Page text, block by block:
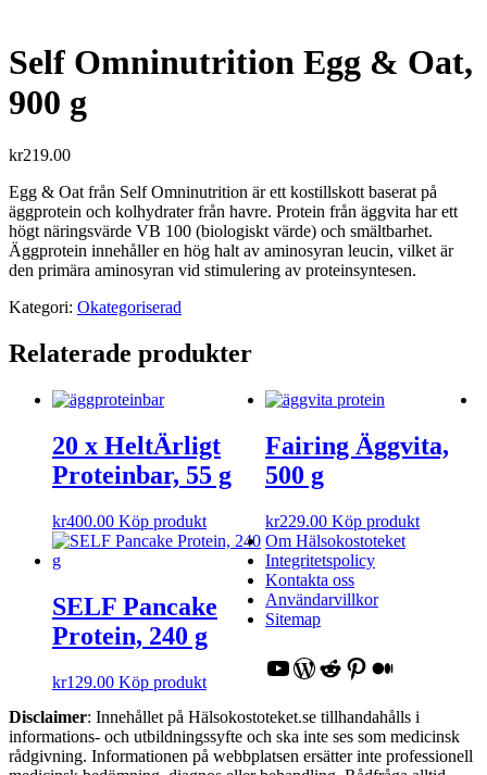
Self Omninutrition Egg & Oat,
900 g
kr219.00
Egg & Oat från Self Omninutrition är ett kostillskott baserat på
äggprotein och kolhydrater från havre. Protein från äggvita har ett
högt näringsvärde VB 100 (biologiskt värde) och smältbarhet.
Äggprotein innehåller en hög halt av aminosyran leucin, vilket är
den primära aminosyran vid stimulering av proteinsyntesen.
Kategori: Okategoriserad
Relaterade produkter
20 x HeltÄrligt
Proteinbar, 55 g
kr400.00 Köp produkt
Fairing Äggvita,
500 g
kr229.00 Köp produkt
SELF Pancake
Protein, 240 g
kr129.00 Köp produkt
Om Hälsokostoteket
Integritetspolicy
Kontakta oss
Användarvillkor
Sitemap
YouTube
WordPress
Reddit
Pinterest
Medium
Disclaimer: Innehållet på Hälsokostoteket.se tillhandahålls i
informations- och utbildningssyfte och ska inte ses som medicinsk
rådgivning. Informationen på webbplatsen ersätter inte professionell